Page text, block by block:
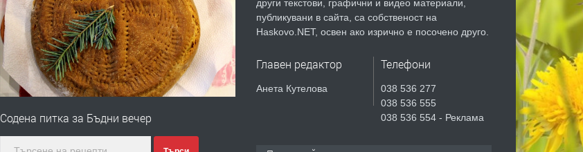
Содена питка за Бъдни вечер
други текстови, графични и видео материали,
публикувани в сайта, са собственост на
Haskovo.NET, освен ако изрично е посочено друго.
Главен редактор
Анета Кутелова
Телефони
038 536 277
038 536 555
038 536 554 - Реклама